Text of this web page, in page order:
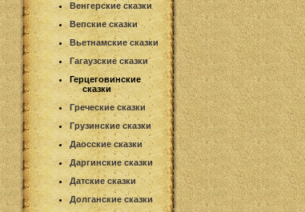
Венгерские сказки
Вепские сказки
Вьетнамские сказки
Гагаузские сказки
Герцеговинские
сказки
Греческие сказки
Грузинские сказки
Даосские сказки
Даргинские сказки
Датские сказки
Долганские сказки